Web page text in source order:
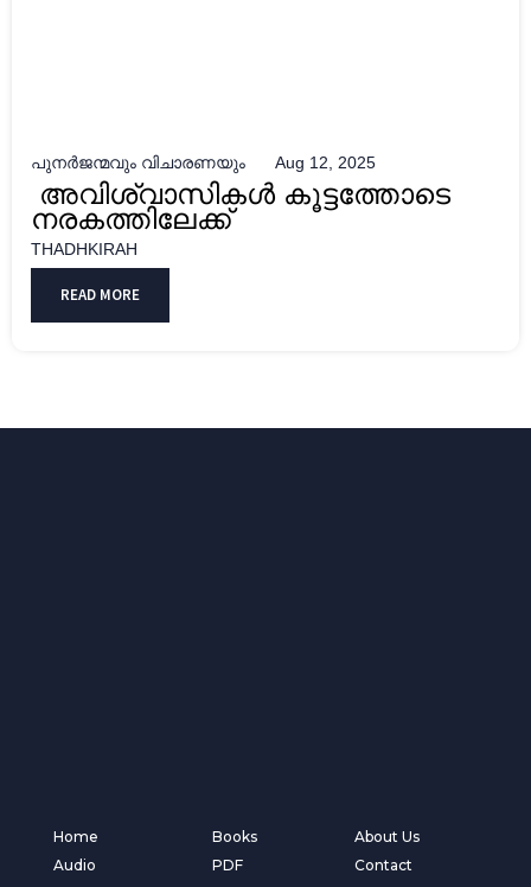
പുനർജന്മവും വിചാരണയും Aug 12, 2025
അവിശ്വാസികൾ കൂട്ടത്തോടെ
നരകത്തിലേക്ക്
THADHKIRAH
READ MORE
Home
Audio
Books
PDF
About Us
Contact